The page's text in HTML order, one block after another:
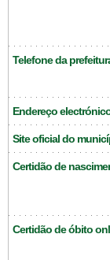
Telefone da
Endereço
Site oficial do
Certidão de
Certidão de óbito